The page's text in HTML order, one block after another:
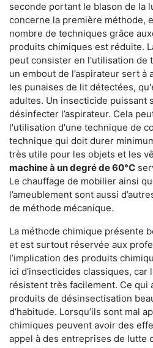
seconde portant le blason de la
concerne la première méthode,
nombre de techniques grâce
produits chimiques est réduite.
peut consister en l'utilisation de
un embout de l’aspirateur sert
les punaises de lit détectées,
adultes. Un insecticide puissant
désinfecter l’aspirateur. Cela
l'utilisation d'une technique de
technique qui doit durer
très utile pour les objets et les
machine à un degré de 60°C
Le chauffage de mobilier ainsi
l’ameublement sont aussi
de méthode mécanique.
La méthode chimique présente
et est surtout réservée aux
l’implication des produits
ici d’insecticides classiques, car
résistent très facilement. Ce qui
produits de désinsectisation
d’habitude. Lorsqu’ils sont mal
chimiques peuvent avoir des
appel à des entreprises de lutte